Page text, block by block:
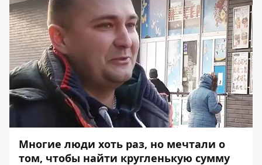
Многие люди хоть раз, но мечтали о
том, чтобы найти кругленькую сумму